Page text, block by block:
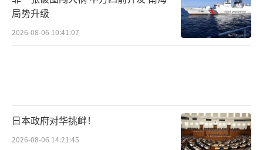
局势升级
2026-08-06 10:41:07
日本政府对华挑衅！
2026-08-06 14:21:45